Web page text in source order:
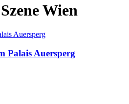
Wien
Palais Auersperg